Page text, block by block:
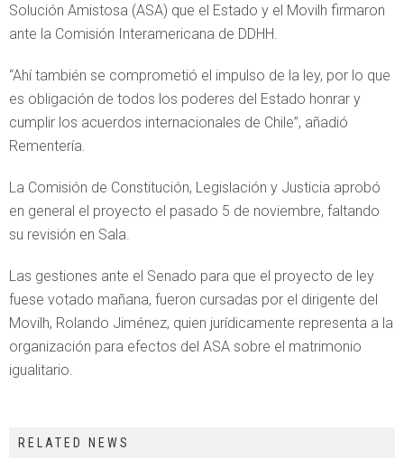
Solución Amistosa (ASA) que el Estado y el Movilh firmaron
ante la Comisión Interamericana de DDHH.
“Ahí también se comprometió el impulso de la ley, por lo que
es obligación de todos los poderes del Estado honrar y
cumplir los acuerdos internacionales de Chile”, añadió
Rementería.
La Comisión de Constitución, Legislación y Justicia aprobó
en general el proyecto el pasado 5 de noviembre, faltando
su revisión en Sala.
Las gestiones ante el Senado para que el proyecto de ley
fuese votado mañana, fueron cursadas por el dirigente del
Movilh, Rolando Jiménez, quien jurídicamente representa a la
organización para efectos del ASA sobre el matrimonio
igualitario.
RELATED NEWS